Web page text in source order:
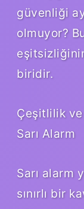
güvenliği
olmuyor?
biridir.
Çeşitlilik ve
Sarı Alarm
Sarı alarm
sınırlı bir